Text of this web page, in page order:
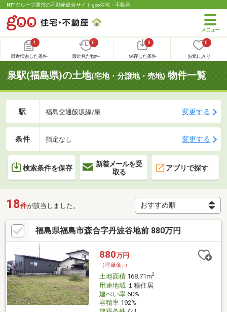
NTTグループ運営の不動産総合サイト goo住宅・不動産
1
最近検索した条件
0
最近見た物件
0
保存した条件
0
お気に入り
泉駅(福島県)の土地(宅地・分譲地・売地) 物件一覧
駅 福島交通飯坂線/泉 変更する
条件 指定なし 変更する
検索条件を保存
新着メールを受
取る
アプリで探す
18件が該当しました。
福島県福島市森合字丹波谷地前 880万円
880万円
（坪単価:-）
土地面積168.71m2
用途地域１種住居
建ぺい率60%
容積率192%